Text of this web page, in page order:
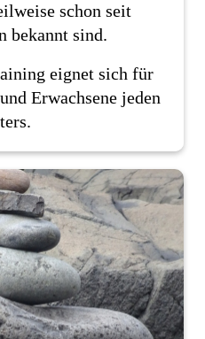
schon seit
bekannt sind.
eignet sich für
Erwachsene jeden